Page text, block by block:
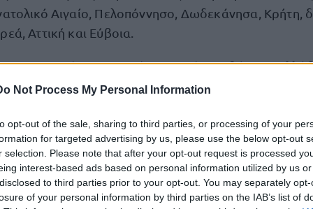
Not Process My Personal Information
opt-out of the sale, sharing to third parties, or processing of your
for targeted advertising by us, please use the below opt-out
selection. Please note that after your opt-out request is processed
interest-based ads based on personal information utilized by us
to third parties prior to your opt-out. You may separately
of your personal information by third parties on the IAB’s list of
Αιγαίο, Πελοπόννησο, Δωδεκάνησα, Κρήτη,
Αττική και Εύβοια.
ημιορεινές και ορεινές περιοχές της βόρειας
υψόμετρο στην ανατολική Μακεδονία και
και ριπές ανέμου που μπορεί να
CODE»βρίσκονται ήδη οιΠεριφέρειες
Ελλάδας (Αχαΐα, Ηλεία), Κεντρικής Μακεδονίας
Βόρειο Αιγαίο. Η ΓΓ Πολιτικής Προστασίας συνιστά